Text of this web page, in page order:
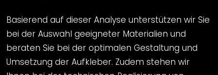
Basierend auf dieser Analyse unterstützen wir Sie
bei der Auswahl geeigneter Materialien und
beraten Sie bei der optimalen Gestaltung und
Umsetzung der Aufkleber. Zudem stehen wir